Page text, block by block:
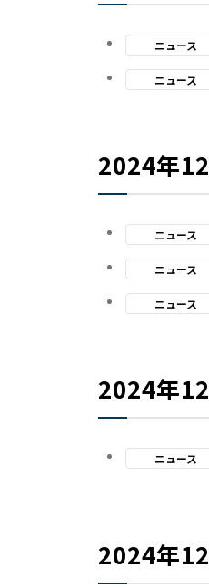
ニュース
ニュース
2024年
ニュース
ニュース
ニュース
2024年
ニュース
2024年